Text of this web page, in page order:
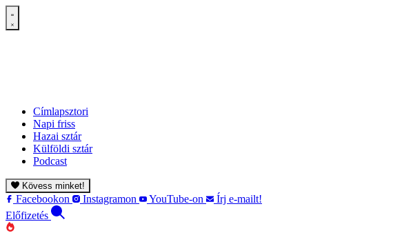
Címlapsztori
Napi friss
Hazai sztár
Külföldi sztár
Podcast
Kövess minket!
Facebookon Instagramon YouTube-on
Írj e-mailt!
Előfizetés